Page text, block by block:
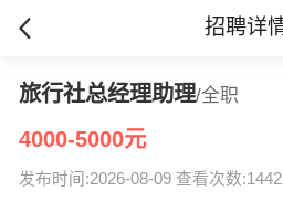
招聘详
旅行社总经理助理/全职
4000-5000元
发布时间:2026-08-09 查看次数:1442